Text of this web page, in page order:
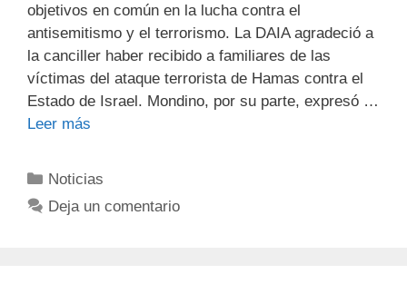
objetivos en común en la lucha contra el
antisemitismo y el terrorismo. La DAIA agradeció a
la canciller haber recibido a familiares de las
víctimas del ataque terrorista de Hamas contra el
Estado de Israel. Mondino, por su parte, expresó …
Leer más
Noticias
Deja un comentario